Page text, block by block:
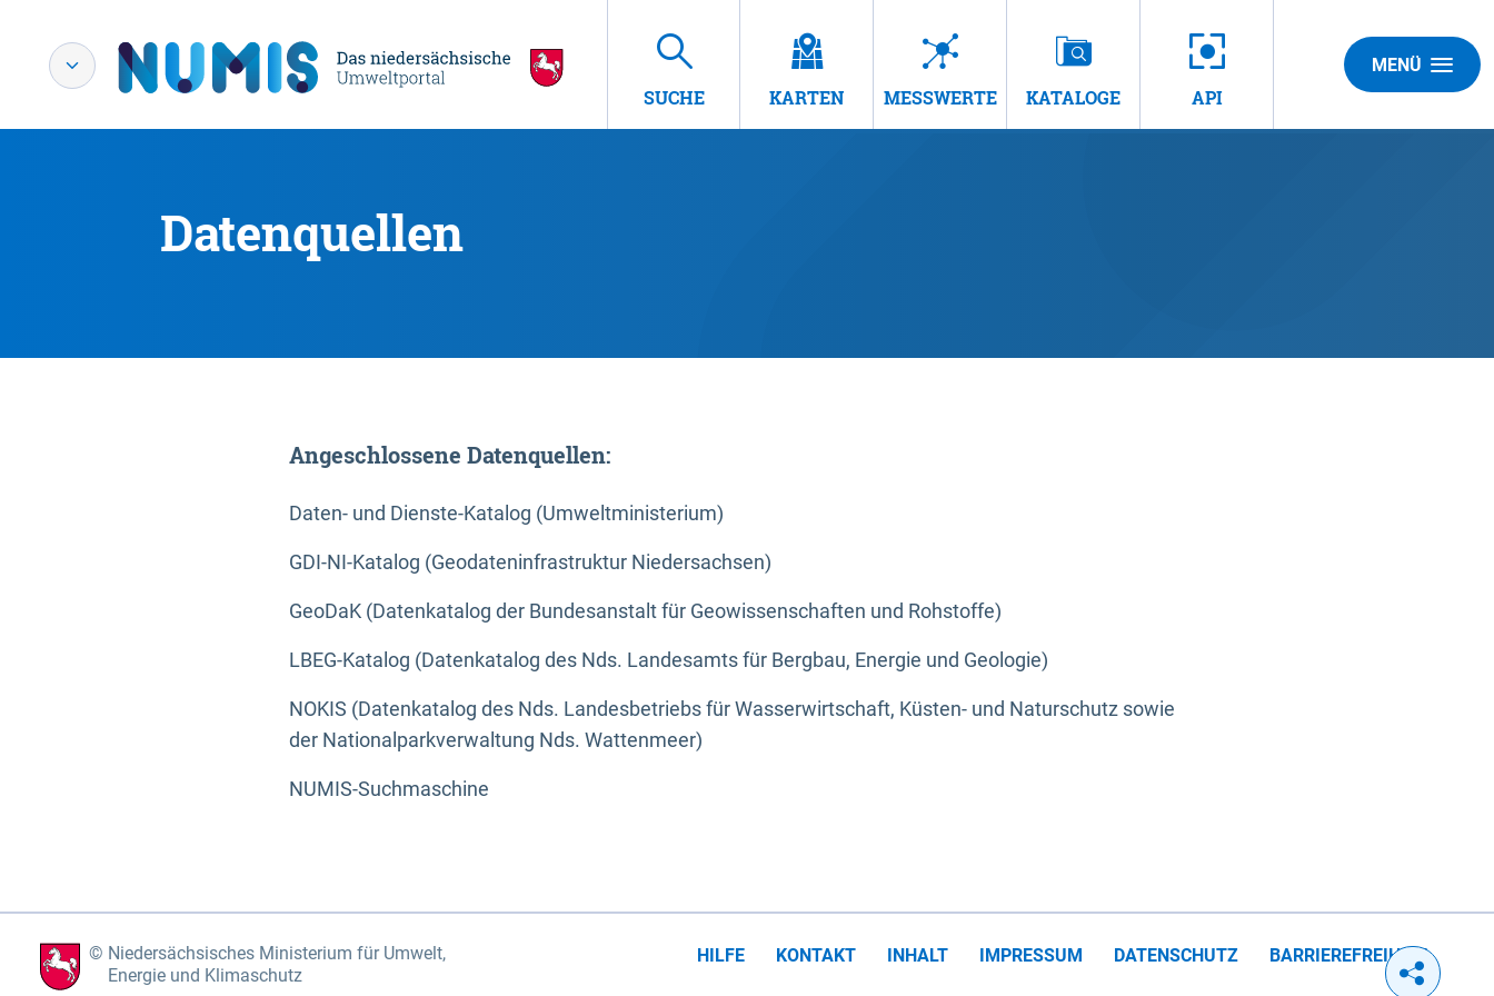
SUCHE KARTEN MESSWERTE KATALOGE API
MENÜ
Datenquellen
Angeschlossene Datenquellen:
Daten- und Dienste-Katalog (Umweltministerium)
GDI-NI-Katalog (Geodateninfrastruktur Niedersachsen)
GeoDaK (Datenkatalog der Bundesanstalt für Geowissenschaften und Rohstoffe)
LBEG-Katalog (Datenkatalog des Nds. Landesamts für Bergbau, Energie und Geologie)
NOKIS (Datenkatalog des Nds. Landesbetriebs für Wasserwirtschaft, Küsten- und Naturschutz sowie
der Nationalparkverwaltung Nds. Wattenmeer)
NUMIS-Suchmaschine
Niedersächsisches Ministerium für Umwelt,
Energie und Klimaschutz
HILFE KONTAKT INHALT IMPRESSUM DATENSCHUTZ BARRIEREFREIHEIT